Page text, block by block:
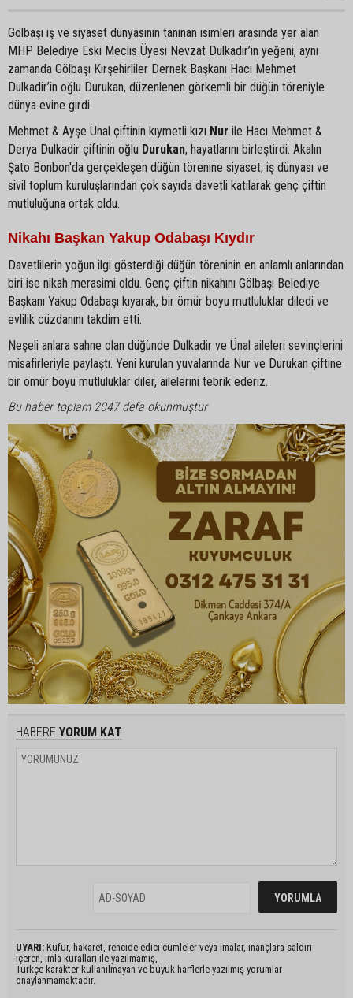
Gölbaşı iş ve siyaset dünyasının tanınan isimleri arasında yer alan
MHP Belediye Eski Meclis Üyesi Nevzat Dulkadir’in yeğeni, aynı
zamanda Gölbaşı Kırşehirliler Dernek Başkanı Hacı Mehmet
Dulkadir’in oğlu Durukan, düzenlenen görkemli bir düğün töreniyle
dünya evine girdi.
Mehmet & Ayşe Ünal çiftinin kıymetli kızı Nur ile Hacı Mehmet &
Derya Dulkadir çiftinin oğlu Durukan, hayatlarını birleştirdi. Akalın
Şato Bonbon'da gerçekleşen düğün törenine siyaset, iş dünyası ve
sivil toplum kuruluşlarından çok sayıda davetli katılarak genç çiftin
mutluluğuna ortak oldu.
Nikahı Başkan Yakup Odabaşı Kıydır
Davetlilerin yoğun ilgi gösterdiği düğün töreninin en anlamlı anlarından
biri ise nikah merasimi oldu. Genç çiftin nikahını Gölbaşı Belediye
Başkanı Yakup Odabaşı kıyarak, bir ömür boyu mutluluklar diledi ve
evlilik cüzdanını takdim etti.
Neşeli anlara sahne olan düğünde Dulkadir ve Ünal aileleri sevinçlerini
misafirleriyle paylaştı. Yeni kurulan yuvalarında Nur ve Durukan çiftine
bir ömür boyu mutluluklar diler, ailelerini tebrik ederiz.
Bu haber toplam 2047 defa okunmuştur
HABERE YORUM KAT
UYARI: Küfür, hakaret, rencide edici cümleler veya imalar, inançlara saldırı
içeren, imla kuralları ile yazılmamış,
Türkçe karakter kullanılmayan ve büyük harflerle yazılmış yorumlar
onaylanmamaktadır.